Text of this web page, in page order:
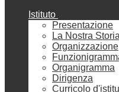
Istituto
Presentazione
La Nostra Storia
Organizzazione
Organigramma
Dirigenza
Curricolo